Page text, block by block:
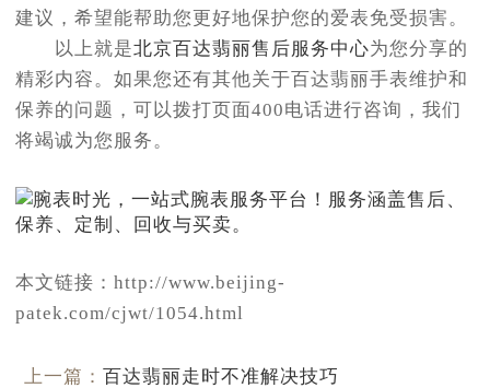
建议，希望能帮助您更好地保护您的爱表免受损害。
以上就是北京百达翡丽售后服务中心为您分享的
精彩内容。如果您还有其他关于百达翡丽手表维护和
保养的问题，可以拨打页面400电话进行咨询，我们
将竭诚为您服务。
本文链接：http://www.beijing-
patek.com/cjwt/1054.html
上一篇：百达翡丽走时不准解决技巧